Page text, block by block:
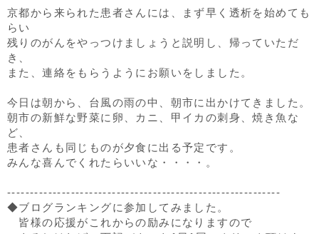
京都から来られた患者さんには、まず早く透析を始めても
らい
残りのがんをやっつけましょうと説明し、帰っていただ
き、
また、連絡をもらうようにお願いをしました。
今日は朝から、台風の雨の中、朝市に出かけてきました。
朝市の新鮮な野菜に卵、カニ、甲イカの刺身、焼き魚な
ど、
患者さんも同じものが夕食に出る予定です。
みんな喜んでくれたらいいな・・・・。
------------------------------------------------------------
◆ブログランキングに参加してみました。
皆様の応援がこれからの励みになりますので